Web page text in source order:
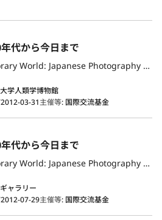
代から今日まで
Gazing at the Contemporary World: Japanese Photography from the 1970s to the Present
学人類学博物館
03-31主催等: 国際交流基金
代から今日まで
Gazing at the Contemporary World: Japanese Photography from the 1970s to the Present
ャラリー
07-29主催等: 国際交流基金